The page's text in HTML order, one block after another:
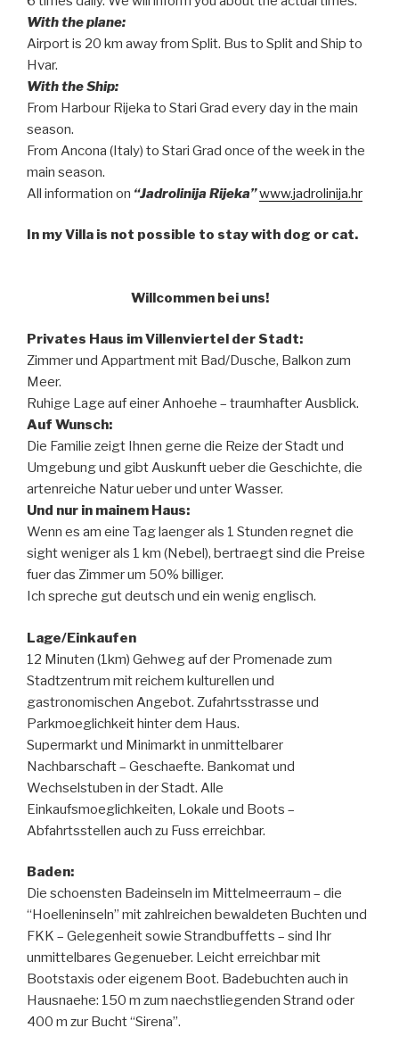
With the plane:
Airport is 20 km away from Split. Bus to Split and Ship to
Hvar.
With the Ship:
From Harbour Rijeka to Stari Grad every day in the main
season.
From Ancona (Italy) to Stari Grad once of the week in the
main season.
All information on “Jadrolinija Rijeka”www.jadrolinija.hr
In my Villa is not possible to stay with dog or cat.
Willcommen bei uns!
Privates Haus im Villenviertel der Stadt:
Zimmer und Appartment mit Bad/Dusche, Balkon zum
Meer.
Ruhige Lage auf einer Anhoehe – traumhafter Ausblick.
Auf Wunsch:
Die Familie zeigt Ihnen gerne die Reize der Stadt und
Umgebung und gibt Auskunft ueber die Geschichte, die
artenreiche Natur ueber und unter Wasser.
Und nur in mainem Haus:
Wenn es am eine Tag laenger als 1 Stunden regnet die
sight weniger als 1 km (Nebel), bertraegt sind die Preise
fuer das Zimmer um 50% billiger.
Ich spreche gut deutsch und ein wenig englisch.
Lage/Einkaufen
12 Minuten (1km) Gehweg auf der Promenade zum
Stadtzentrum mit reichem kulturellen und
gastronomischen Angebot. Zufahrtsstrasse und
Parkmoeglichkeit hinter dem Haus.
Supermarkt und Minimarkt in unmittelbarer
Nachbarschaft – Geschaefte. Bankomat und
Wechselstuben in der Stadt. Alle
Einkaufsmoeglichkeiten, Lokale und Boots –
Abfahrtsstellen auch zu Fuss erreichbar.
Baden:
Die schoensten Badeinseln im Mittelmeerraum – die
“Hoelleninseln” mit zahlreichen bewaldeten Buchten und
FKK – Gelegenheit sowie Strandbuffetts – sind Ihr
unmittelbares Gegenueber. Leicht erreichbar mit
Bootstaxis oder eigenem Boot. Badebuchten auch in
Hausnaehe: 150 m zum naechstliegenden Strand oder
400 m zur Bucht “Sirena”.